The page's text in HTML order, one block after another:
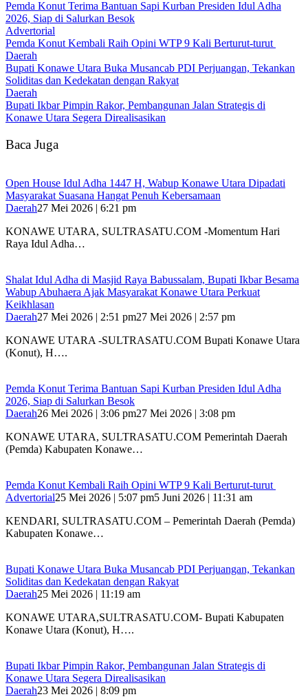
Pemda Konut Terima Bantuan Sapi Kurban Presiden Idul Adha
2026, Siap di Salurkan Besok
Advertorial
Pemda Konut Kembali Raih Opini WTP 9 Kali Berturut-turut
Daerah
Bupati Konawe Utara Buka Musancab PDI Perjuangan, Tekankan
Soliditas dan Kedekatan dengan Rakyat
Daerah
Bupati Ikbar Pimpin Rakor, Pembangunan Jalan Strategis di
Konawe Utara Segera Direalisasikan
Baca Juga
Open House Idul Adha 1447 H, Wabup Konawe Utara Dipadati
Masyarakat Suasana Hangat Penuh Kebersamaan
Daerah27 Mei 2026 | 6:21 pm
KONAWE UTARA, SULTRASATU.COM -Momentum Hari
Raya Idul Adha…
Shalat Idul Adha di Masjid Raya Babussalam, Bupati Ikbar Besama
Wabup Abuhaera Ajak Masyarakat Konawe Utara Perkuat
Keikhlasan
Daerah27 Mei 2026 | 2:51 pm27 Mei 2026 | 2:57 pm
KONAWE UTARA -SULTRASATU.COM Bupati Konawe Utara
(Konut), H….
Pemda Konut Terima Bantuan Sapi Kurban Presiden Idul Adha
2026, Siap di Salurkan Besok
Daerah26 Mei 2026 | 3:06 pm27 Mei 2026 | 3:08 pm
KONAWE UTARA, SULTRASATU.COM Pemerintah Daerah
(Pemda) Kabupaten Konawe…
Pemda Konut Kembali Raih Opini WTP 9 Kali Berturut-turut
Advertorial25 Mei 2026 | 5:07 pm5 Juni 2026 | 11:31 am
KENDARI, SULTRASATU.COM – Pemerintah Daerah (Pemda)
Kabupaten Konawe…
Bupati Konawe Utara Buka Musancab PDI Perjuangan, Tekankan
Soliditas dan Kedekatan dengan Rakyat
Daerah25 Mei 2026 | 11:19 am
KONAWE UTARA,SULTRASATU.COM- Bupati Kabupaten
Konawe Utara (Konut), H….
Bupati Ikbar Pimpin Rakor, Pembangunan Jalan Strategis di
Konawe Utara Segera Direalisasikan
Daerah23 Mei 2026 | 8:09 pm